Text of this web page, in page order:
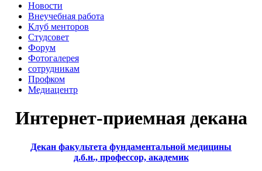
Новости
Внеучебная работа
Клуб менторов
Студсовет
Форум
Фотогалерея
сотрудникам
Профком
Медиацентр
Интернет-приемная декана
Декан факультета фундаментальной медицины
д.б.н., профессор, академик